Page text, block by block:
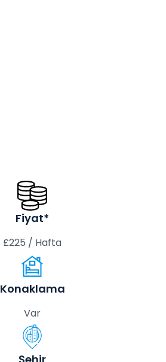
Fiyat*
£225 / Hafta
Konaklama
Var